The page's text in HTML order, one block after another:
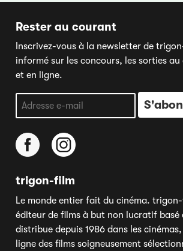
Rester au courant
Inscrivez-vous à la newsletter de
informé sur les concours, les sorties au
et en ligne.
trigon-film
Le monde entier fait du cinéma.
éditeur de films à but non lucratif basé
distribue depuis 1986 dans les
ligne des films soigneusement